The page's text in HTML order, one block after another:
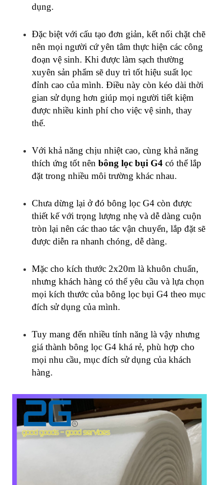
dụng.
Đặc biệt với cấu tạo đơn giản, kết nối chặt chẽ
nên mọi người cứ yên tâm thực hiện các công
đoạn vệ sinh. Khi được làm sạch thường
xuyên sản phẩm sẽ duy trì tốt hiệu suất lọc
đỉnh cao của mình. Điều này còn kéo dài thời
gian sử dụng hơn giúp mọi người tiết kiệm
được nhiều kinh phí cho việc vệ sinh, thay
thế.
Với khả năng chịu nhiệt cao, cùng khả năng
thích ứng tốt nên bông lọc bụi G4 có thể lắp
đặt trong nhiều môi trường khác nhau.
Chưa dừng lại ở đó bông lọc G4 còn được
thiết kế với trọng lượng nhẹ và dễ dàng cuộn
tròn lại nên các thao tác vận chuyển, lắp đặt sẽ
được diễn ra nhanh chóng, dễ dàng.
Mặc cho kích thước 2x20m là khuôn chuẩn,
nhưng khách hàng có thể yêu cầu và lựa chọn
mọi kích thước của bông lọc bụi G4 theo mục
đích sử dụng của mình.
Tuy mang đến nhiều tính năng là vậy nhưng
giá thành bông lọc G4 khá rẻ, phù hợp cho
mọi nhu cầu, mục đích sử dụng của khách
hàng.